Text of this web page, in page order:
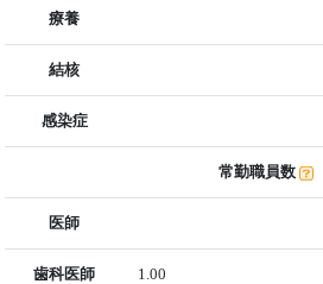
療養
結核
感染症
常勤職員数
医師
歯科医師 1.00